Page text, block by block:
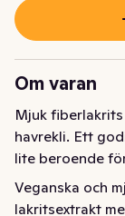
Om varan
Mjuk
havrekli. Ett
lite beroende
Veganska och
lakritsextrakt